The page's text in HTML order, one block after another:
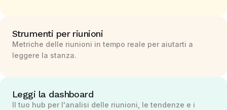
Strumenti per riunioni
Metriche delle riunioni in tempo reale per aiutarti a
leggere la stanza.
Leggi la dashboard
Il tuo hub per l'analisi delle riunioni, le tendenze e i